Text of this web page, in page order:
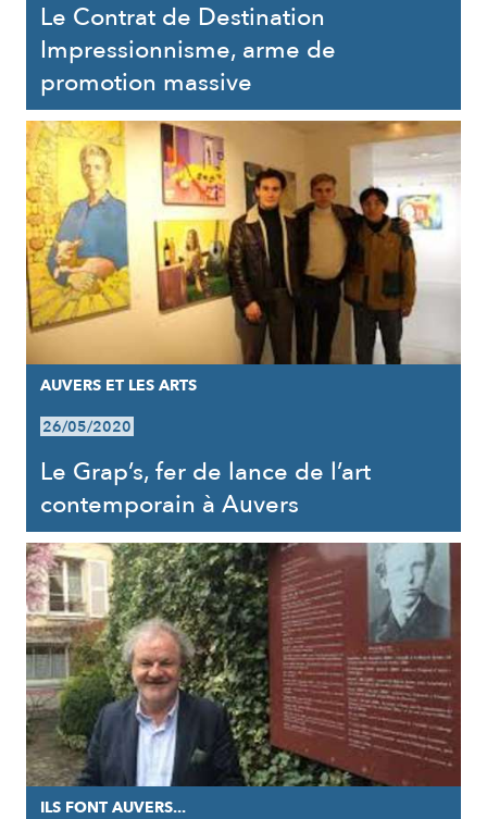
Le Contrat de Destination
Impressionnisme, arme de
promotion massive
AUVERS ET LES ARTS
26/05/2020
Le Grap’s, fer de lance de l’art
contemporain à Auvers
ILS FONT AUVERS...